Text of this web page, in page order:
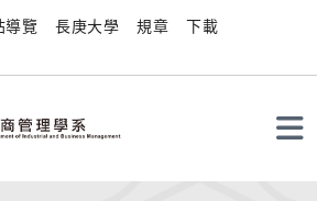
導覽 長庚大學 規章
下載